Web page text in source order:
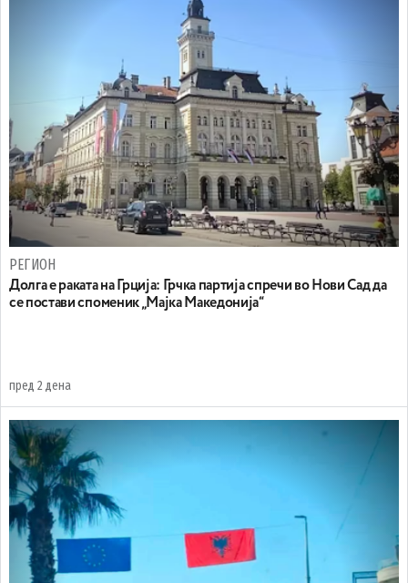
РЕГИОН
Долга е раката на Грција: Грчка партија спречи во Нови Сад да
се постави споменик „Мајка Македонија“
пред 2 дена